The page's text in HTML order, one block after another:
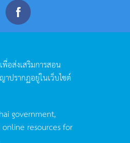
เพื่อส่งเสริมการสอน
ปรากฏอยู่ในเว็บไซต์
government,
resources for